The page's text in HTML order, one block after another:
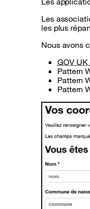
Les
les plus
Nous avons
GOV UK
Pattern
Pattern
Pattern